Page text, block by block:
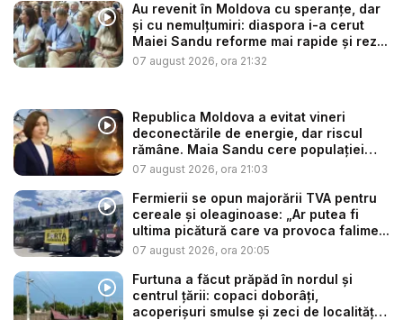
Au revenit în Moldova cu speranțe, dar
și cu nemulțumiri: diaspora i-a cerut
Maiei Sandu reforme mai rapide și rez...
07 august 2026, ora 21:32
Republica Moldova a evitat vineri
deconectările de energie, dar riscul
rămâne. Maia Sandu cere populației
să...
07 august 2026, ora 21:03
Fermierii se opun majorării TVA pentru
cereale și oleaginoase: „Ar putea fi
ultima picătură care va provoca falime...
07 august 2026, ora 20:05
Furtuna a făcut prăpăd în nordul și
centrul țării: copaci doborâți,
acoperișuri smulse și zeci de localități